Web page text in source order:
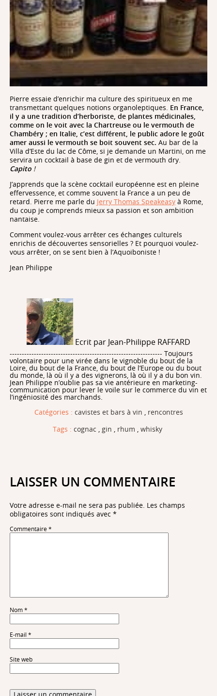
Pierre essaie d’enrichir ma culture des spiritueux en me
transmettant quelques notions organoleptiques. En France,
il y a une tradition d’herboriste, de plantes médicinales,
comme on le voit avec la Chartreuse ou le vermouth de
Chambéry ; en Italie, c’est différent, le public adore le goût
amer aussi le vermouth se boit souvent sec. Au bar de la
Villa d’Este du lac de Côme, si je demande un Martini, on me
servira un cocktail à base de gin et de vermouth dry.
Capito !
J’apprends que la scène cocktail européenne est en pleine
effervessence, et comme souvent la France a un peu de
retard. Pierre me parle du Jerry Thomas Speakeasy à Rome,
du coup je comprends mieux sa passion et son ambition
nantaise.
Comment voulez-vous arrêter ces échanges culturels
enrichis de découvertes sensorielles ? Et pourquoi voulez-
vous arrêter, on se sent bien à l’Aquoiboniste !
Jean Philippe
Ecrit par Jean-Philippe RAFFARD
--------------------------------------------------------------- Toujours
volontaire pour une virée dans le vignoble du bout de la
Loire, du bout de la France, du bout de l’Europe ou du bout
du monde, là où il y a des vignerons, là où il y a du bon vin.
Jean Philippe n’oublie pas sa vie antérieure en marketing-
communication pour lever le voile sur le commerce du vin et
l’ingéniosité des marchands.
Catégories : cavistes et bars à vin , rencontres
Tags : cognac , gin , rhum , whisky
LAISSER UN COMMENTAIRE
Votre adresse e-mail ne sera pas publiée. Les champs
obligatoires sont indiqués avec *
Commentaire *
Nom *
E-mail *
Site web